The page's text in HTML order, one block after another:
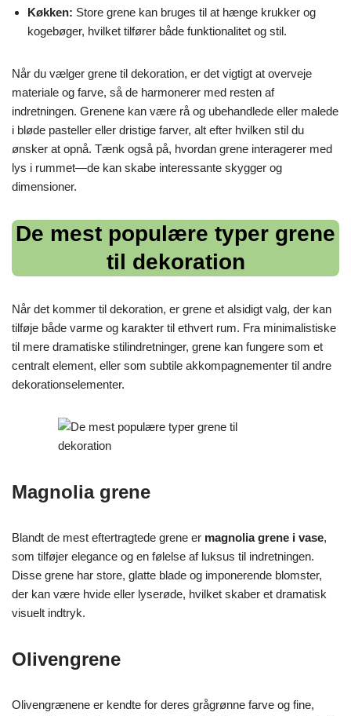
Køkken: Store grene kan bruges til at hænge krukker og
kogebøger, hvilket tilfører både funktionalitet og stil.
Når du vælger grene til dekoration, er det vigtigt at overveje
materiale og farve, så de harmonerer med resten af
indretningen. Grenene kan være rå og ubehandlede eller malede
i bløde pasteller eller dristige farver, alt efter hvilken stil du
ønsker at opnå. Tænk også på, hvordan grene interagerer med
lys i rummet—de kan skabe interessante skygger og
dimensioner.
De mest populære typer grene
til dekoration
Når det kommer til dekoration, er grene et alsidigt valg, der kan
tilføje både varme og karakter til ethvert rum. Fra minimalistiske
til mere dramatiske stilindretninger, grene kan fungere som et
centralt element, eller som subtile akkompagnementer til andre
dekorationselementer.
Magnolia grene
Blandt de mest eftertragtede grene er magnolia grene i vase,
som tilføjer elegance og en følelse af luksus til indretningen.
Disse grene har store, glatte blade og imponerende blomster,
der kan være hvide eller lyserøde, hvilket skaber et dramatisk
visuelt indtryk.
Olivengrene
Olivengrænene er kendte for deres grågrønne farve og fine,